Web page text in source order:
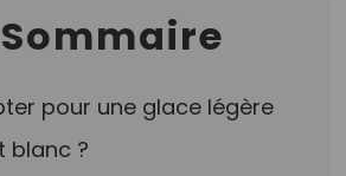
Sommaire
pour une glace légère
blanc ?